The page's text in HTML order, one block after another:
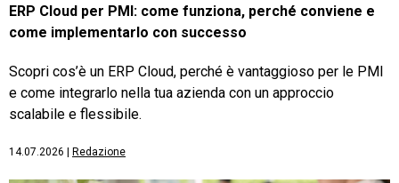
ERP Cloud per PMI: come funziona, perché conviene e
come implementarlo con successo
Scopri cos’è un ERP Cloud, perché è vantaggioso per le PMI
e come integrarlo nella tua azienda con un approccio
scalabile e flessibile.
14.07.2026 Redazione